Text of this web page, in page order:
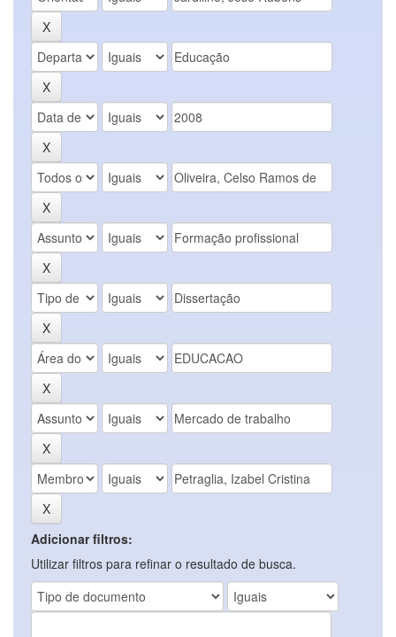
Adicionar filtros:
Utilizar filtros para refinar o resultado de busca.